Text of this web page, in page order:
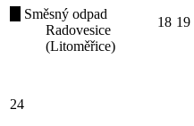
Směsný odpad
Radovesice
(Litoměřice)
18 19
24